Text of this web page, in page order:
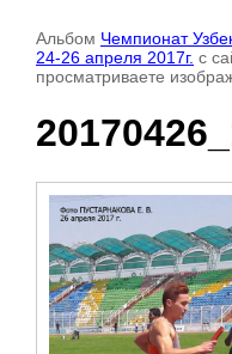
Альбом Чемпионат
24-26 апреля 2017г. с
просматриваете